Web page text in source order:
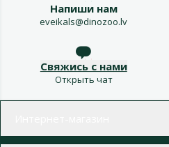
Напиши нам
eveikals@dinozoo.lv
Свяжись с нами
Открыть чат